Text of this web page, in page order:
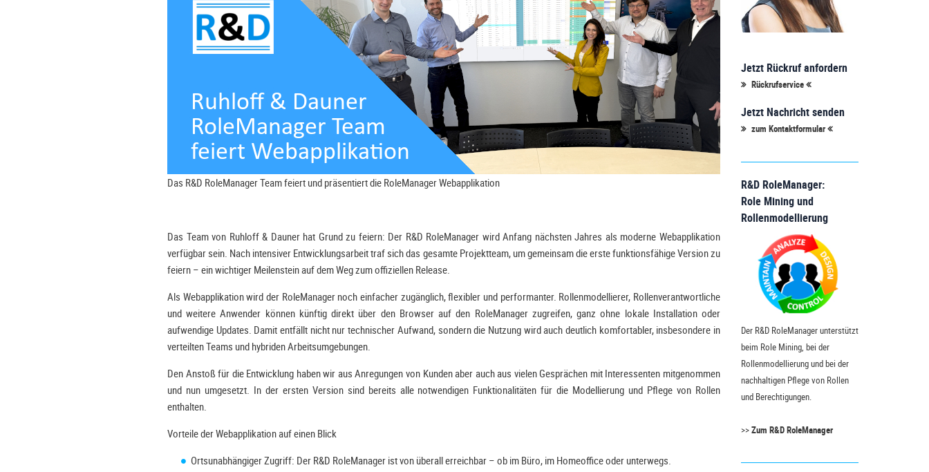
Das R&D RoleManager Team feiert und präsentiert die RoleManager Webapplikation
Das Team von Ruhloff & Dauner hat Grund zu feiern: Der R&D RoleManager wird Anfang nächsten Jahres als moderne Webapplikation
verfügbar sein. Nach intensiver Entwicklungsarbeit traf sich das gesamte Projektteam, um gemeinsam die erste funktionsfähige Version zu
feiern – ein wichtiger Meilenstein auf dem Weg zum offiziellen Release.
Als Webapplikation wird der RoleManager noch einfacher zugänglich, flexibler und performanter. Rollenmodellierer, Rollenverantwortliche
und weitere Anwender können künftig direkt über den Browser auf den RoleManager zugreifen, ganz ohne lokale Installation oder
aufwendige Updates. Damit entfällt nicht nur technischer Aufwand, sondern die Nutzung wird auch deutlich komfortabler, insbesondere in
verteilten Teams und hybriden Arbeitsumgebungen.
Den Anstoß für die Entwicklung haben wir aus Anregungen von Kunden aber auch aus vielen Gesprächen mit Interessenten mitgenommen
und nun umgesetzt. In der ersten Version sind bereits alle notwendigen Funktionalitäten für die Modellierung und Pflege von Rollen
enthalten.
Vorteile der Webapplikation auf einen Blick
Ortsunabhängiger Zugriff: Der R&D RoleManager ist von überall erreichbar – ob im Büro, im Homeoffice oder unterwegs.
Jetzt Rückruf anfordern
Rückrufservice
Jetzt Nachricht senden
zum Kontaktformular
R&D RoleManager:
Role Mining und
Rollenmodellierung
Der R&D RoleManager unterstützt
beim Role Mining, bei der
Rollenmodellierung und bei der
nachhaltigen Pflege von Rollen
und Berechtigungen.
>>Zum R&D RoleManager